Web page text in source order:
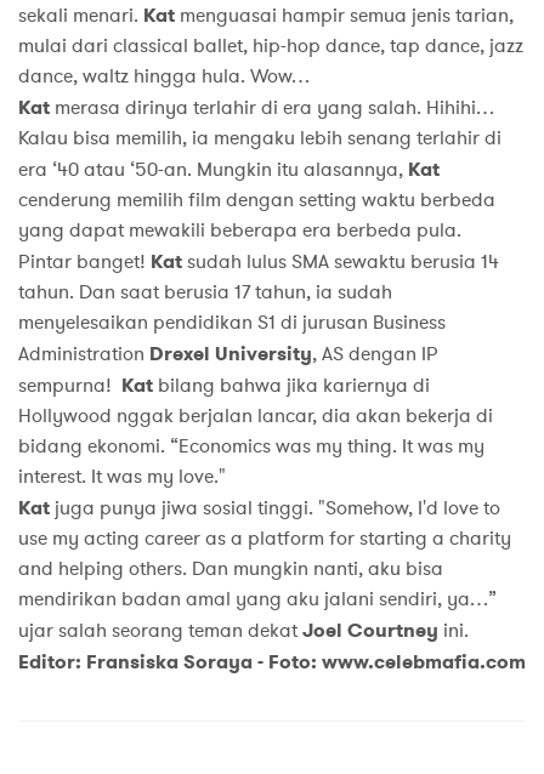
sekali menari. Kat menguasai hampir semua jenis tarian,
mulai dari classical ballet, hip-hop dance, tap dance, jazz
dance, waltz hingga hula. Wow…
Kat merasa dirinya terlahir di era yang salah. Hihihi…
Kalau bisa memilih, ia mengaku lebih senang terlahir di
era ‘40 atau ‘50-an. Mungkin itu alasannya, Kat
cenderung memilih film dengan setting waktu berbeda
yang dapat mewakili beberapa era berbeda pula.
Pintar banget! Katsudah lulus SMA sewaktu berusia 14
tahun. Dan saat berusia 17 tahun, ia sudah
menyelesaikan pendidikan S1 di jurusan Business
Administration Drexel University, AS dengan IP
sempurna! Kat bilang bahwa jika kariernya di
Hollywood nggak berjalan lancar, dia akan bekerja di
bidang ekonomi. “Economics was my thing. It was my
interest. It was my love."
Kat juga punya jiwa sosial tinggi. "Somehow, I'd love to
use my acting career as a platform for starting a charity
and helping others. Dan mungkin nanti, aku bisa
mendirikan badan amal yang aku jalani sendiri, ya…”
ujar salah seorang teman dekatJoel Courtney ini.
Editor: Fransiska Soraya - Foto: www.celebmafia.com